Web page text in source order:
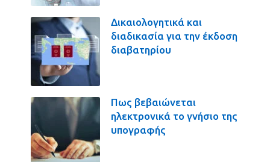
Δικαιολογητικά και
διαδικασία για την έκδοση
διαβατηρίου
Πως βεβαιώνεται
ηλεκτρονικά το γνήσιο της
υπογραφής